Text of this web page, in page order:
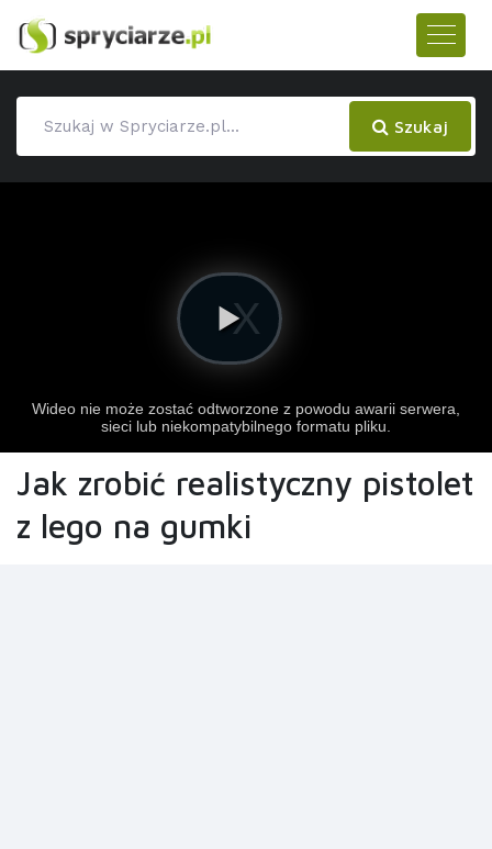
Szukaj
Jak zrobić realistyczny pistolet
z lego na gumki